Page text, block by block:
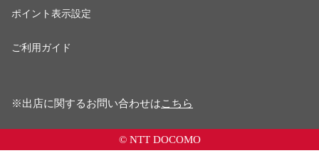
ポイント表示設定
ご利用ガイド
※出店に関するお問い合わせはこちら
© NTT DOCOMO